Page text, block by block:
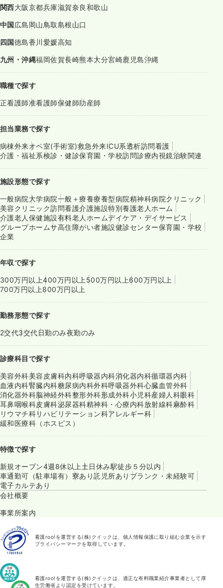
関西大阪京都兵庫滋賀奈良和歌山
中国広島岡山鳥取島根山口
四国徳島香川愛媛高知
九州・沖縄福岡佐賀長崎熊本大分宮崎鹿児島沖縄
職種で探す
正看護師准看護師保健師助産師
担当業務で探す
病棟外来オペ室(手術室)救急外来ICU系透析訪問看護
介護・福祉系検診・健診保育園・学校訪問診療内視鏡治験関連
施設形態で探す
一般病院大学病院一般＋療養療養型病院精神科病院クリニック
美容クリニック訪問看護介護施設特別養護老人ホーム
介護老人保健施設有料老人ホームデイケア・デイサービス
グループホームサ高住障がい者施設健診センター保育園・学校
企業
年収で探す
300万円以上400万円以上 500万円以上600万円以上
700万円以上800万円以上
勤務形態で探す
2交代3交代日勤のみ夜勤のみ
診療科目で探す
美容外科美容皮膚科内科呼吸器内科消化器内科循環器内科
血液内科腎臓内科糖尿病内科外科呼吸器外科心臓血管外科
消化器外科脳神経外科整形外科形成外科小児科産婦人科眼科
耳鼻咽喉科皮膚科泌尿器科精神科・心療内科放射線科麻酔科
リウマチ科リハビリテーション科アレルギー科
緩和医療科（ホスピス）
特徴で探す
新規オープン4週8休以上 土日休み駅徒歩５分以内
車通勤可（駐車場有） 寮あり託児所あり ブランク・未経験可
電子カルテあり
会社概要
事業所案内
看護roo!を運営する(株)クイックは、個人情報保護に取り組む企業を示す
プライバシーマークを取得しています。
看護roo!を運営する(株)クイックは、適正な有料職業紹介事業者として厚
生労働省より認定を受けています。